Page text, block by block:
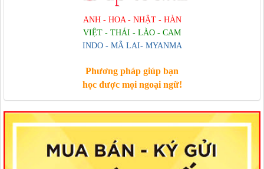
ANH - HOA - NHẬT - HÀN
VIỆT - THÁI - LÀO - CAM
INDO - MÃ LAI- MYANMA
Phương pháp giúp bạn
học được mọi ngoại ngữ!